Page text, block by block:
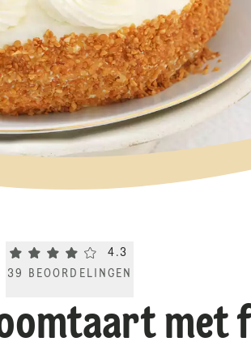
Current rating 4.3. Click to rate.
4.3
39
BEOORDELINGEN
met